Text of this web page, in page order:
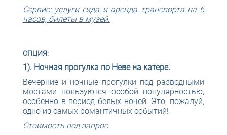
Сервис: услуги гида и аренда транспорта на 6
часов, билеты в музей.
ОПЦИЯ:
1). Ночная прогулка по Неве на катере.
Вечерние и ночные прогулки под разводными
мостами пользуются особой популярностью,
особенно в период белых ночей. Это, пожалуй,
одно из самых романтичных событий!
Стоимость под запрос.